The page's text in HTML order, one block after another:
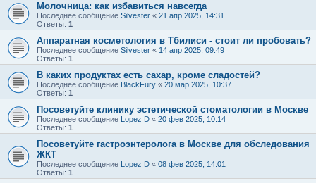
Молочница: как избавиться навсегда
Последнее сообщение Silvester « 21 апр 2025, 14:31
Ответы: 1
Аппаратная косметология в Тбилиси - стоит ли пробовать?
Последнее сообщение Silvester « 14 апр 2025, 09:49
Ответы: 1
В каких продуктах есть сахар, кроме сладостей?
Последнее сообщение BlackFury « 20 мар 2025, 10:37
Ответы: 1
Посоветуйте клинику эстетической стоматологии в Москве
Последнее сообщение Lopez D « 20 фев 2025, 10:14
Ответы: 1
Посоветуйте гастроэнтеролога в Москве для обследования
ЖКТ
Последнее сообщение Lopez D « 08 фев 2025, 14:01
Ответы: 1